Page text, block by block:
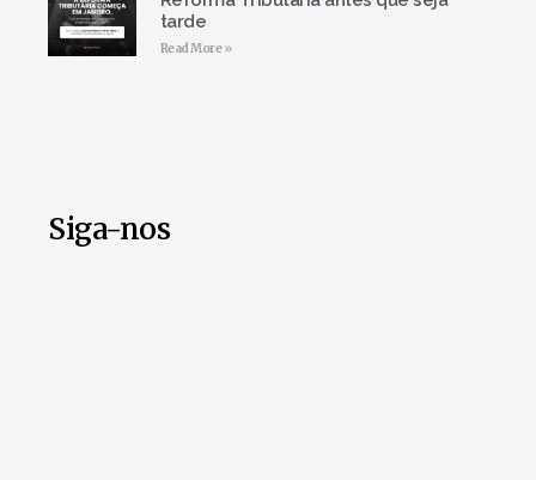
tarde
Read More »
Siga-nos